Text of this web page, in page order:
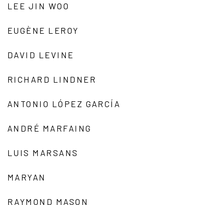
LEE JIN WOO
EUGÈNE LEROY
DAVID LEVINE
RICHARD LINDNER
ANTONIO LÓPEZ GARCÍA
ANDRÉ MARFAING
LUIS MARSANS
MARYAN
RAYMOND MASON